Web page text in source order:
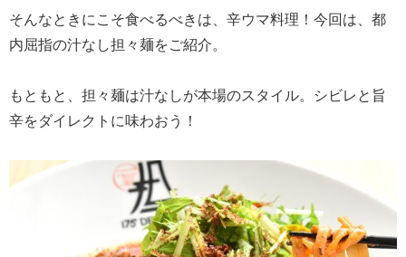
そんなときにこそ食べるべきは、辛ウマ料理！今回は、都
内屈指の汁なし担々麺をご紹介。
もともと、担々麺は汁なしが本場のスタイル。シビレと旨
辛をダイレクトに味わおう！